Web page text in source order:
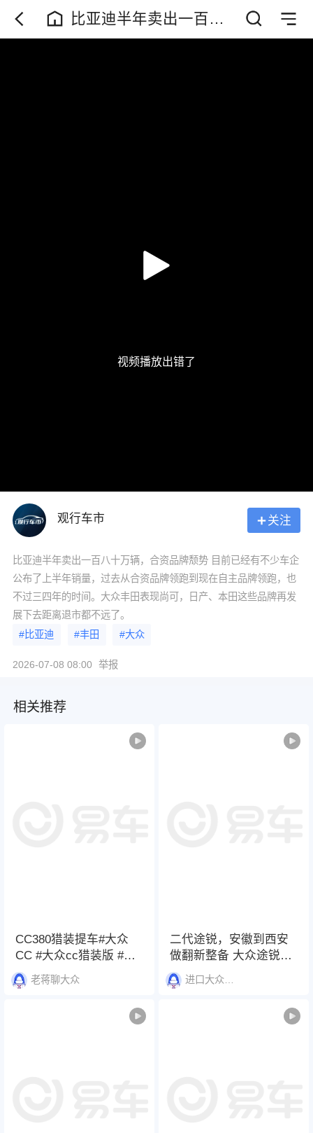
比亚迪半年卖出一百八
十万辆，合资品牌颓势
视频播放出错了
观行车市 关注
比亚迪半年卖出一百八十万辆，合资品牌颓势 目前已经有不少车企
公布了上半年销量，过去从合资品牌领跑到现在自主品牌领跑，也
不过三四年的时间。大众丰田表现尚可，日产、本田这些品牌再发
展下去距离退市都不远了。
#比亚迪
#丰田 #大众
2026-07-08 08:00 举报
相关推荐
CC380猎装提车#大众
CC #大众cc猎装版 #旅
行车 #贵阳老蒋
老蒋聊大众
二代途锐，安徽到西安
做翻新整备 大众途锐专
修